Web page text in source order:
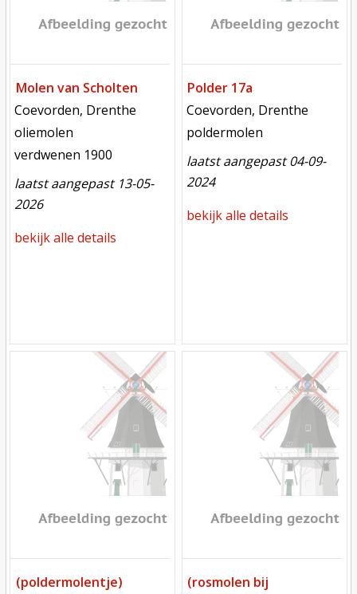
Molen van Scholten
locatie
Coevorden, Drenthe
functie
oliemolen
verdwenen
verdwenen 1900
laatst aangepast 13-05-
2026
bekijk alle details
Polder 17a
locatie
Coevorden, Drenthe
functie
poldermolen
laatst aangepast 04-09-
2024
bekijk alle details
(poldermolentje) (rosmolen bij